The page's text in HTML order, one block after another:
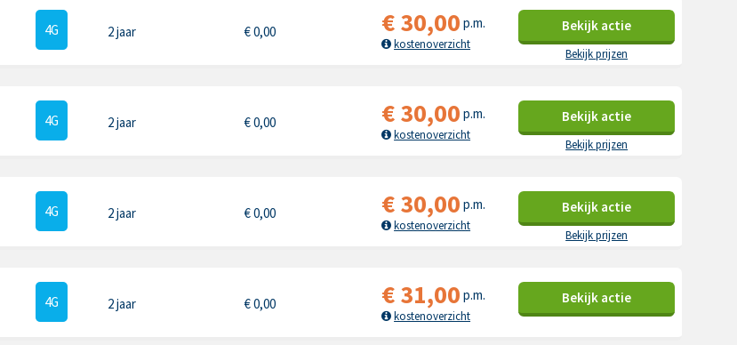
4G 2 jaar €0,00 €30,00 p.m.
kostenoverzicht
Bekijk actie
Bekijk prijzen
4G 2 jaar €0,00 €30,00 p.m.
kostenoverzicht
Bekijk actie
Bekijk prijzen
4G 2 jaar €0,00 €30,00 p.m.
kostenoverzicht
Bekijk actie
Bekijk prijzen
4G 2 jaar €0,00 €31,00 p.m.
kostenoverzicht
Bekijk actie